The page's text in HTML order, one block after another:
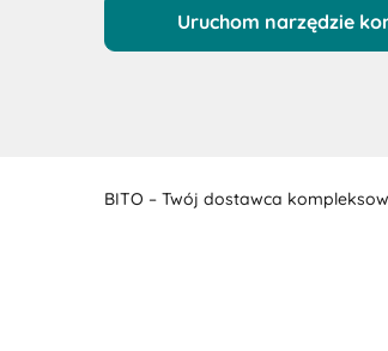
Uruchom narzędzie
BITO – Twój dostawca